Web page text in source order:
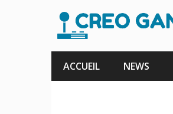
contenu
ACCUEIL NEWS